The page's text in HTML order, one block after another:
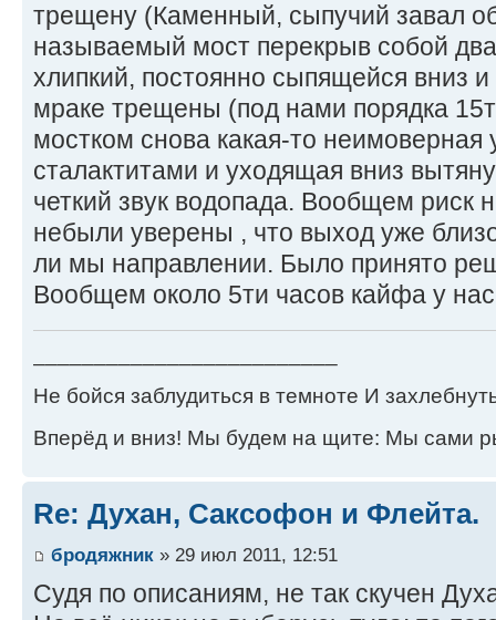
трещену (Каменный, сыпучий завал
называемый мост перекрыв собой
хлипкий, постоянно сыпящейся вниз
мраке трещены (под нами порядка
мостком снова какая-то неимоверная
сталактитами и уходящая вниз
четкий звук водопада. Вообщем риск
небыли уверены , что выход уже
ли мы направлении. Было принято
Вообщем около 5ти часов кайфа у
Не бойся заблудиться в темноте И
Вперёд и вниз! Мы будем на щите: Мы сами
Re: Духан, Саксофон и Флейта.
бродяжник » 29 июл 2011, 12:51
Судя по описаниям, не так скучен